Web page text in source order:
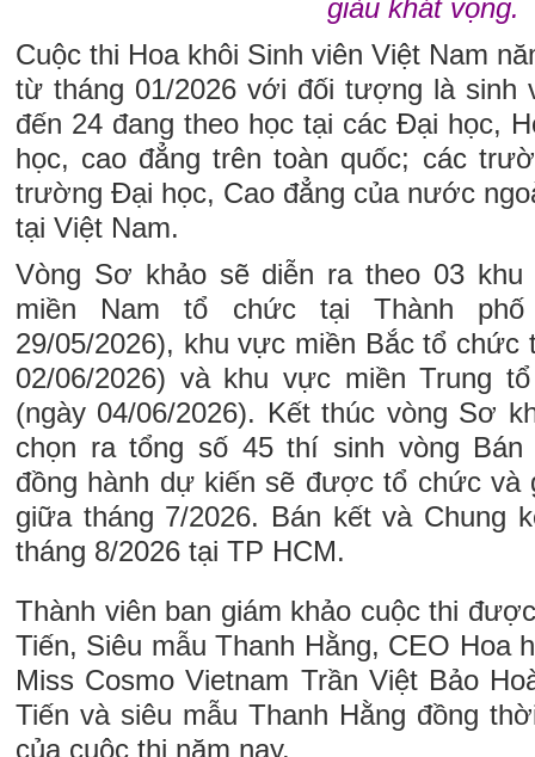
giàu khát vọng.
Cuộc thi Hoa khôi Sinh viên Việt Nam
từ tháng 01/2026 với đối tượng là sinh
đến 24 đang theo học tại các Đại học,
học, cao đẳng trên toàn quốc; các
trường Đại học, Cao đẳng của nước
tại Việt Nam.
Vòng Sơ khảo sẽ diễn ra theo 03
miền Nam tổ chức tại Thành
29/05/2026), khu vực miền Bắc tổ chức
02/06/2026) và khu vực miền Trung
(ngày 04/06/2026). Kết thúc vòng Sơ
chọn ra tổng số 45 thí sinh vòng
đồng hành dự kiến sẽ được tổ chức và
giữa tháng 7/2026. Bán kết và Chung
tháng 8/2026 tại TP HCM.
Thành viên ban giám khảo cuộc thi
Tiến, Siêu mẫu Thanh Hằng, CEO Hoa
Miss Cosmo Vietnam Trần Việt Bảo
Tiến và siêu mẫu Thanh Hằng đồng
của cuộc thi năm nay.